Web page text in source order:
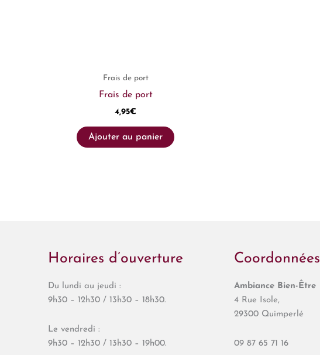
Frais de port
Frais de port
4,95€
Ajouter au panier
Horaires d’ouverture
Du lundi au jeudi :
9h30 – 12h30 / 13h30 – 18h30.
Le vendredi :
9h30 – 12h30 / 13h30 – 19h00.
Coordonnées
Ambiance Bien-Être
4 Rue Isole,
29300 Quimperlé
09 87 65 71 16